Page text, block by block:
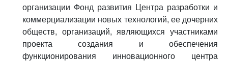
организации Фонд развития Центра разработки и
коммерциализации новых технологий, ее дочерних
обществ, организаций, являющихся участниками
проекта создания и обеспечения
функционирования инновационного центра